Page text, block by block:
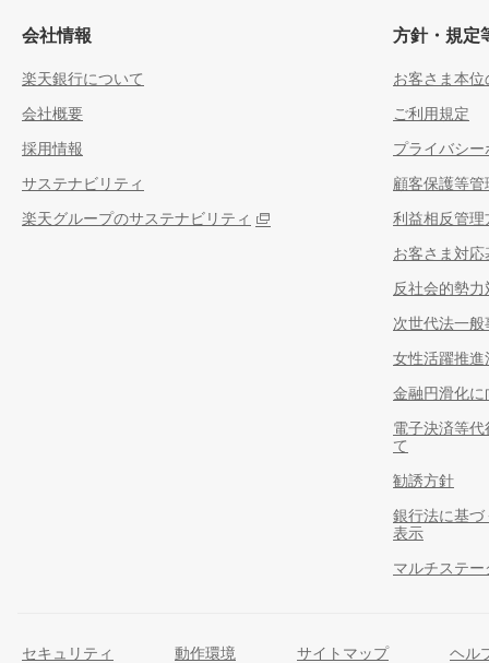
会社情報
楽天銀行について
会社概要
採用情報
サステナビリティ
楽天グループのサステナビリティ
方針・規定
お客さま本
ご利用規定
プライバシー
顧客保護等管
利益相反管理
お客さま対応
反社会的勢
次世代法一
女性活躍推
金融円滑化
電子決済等
て
勧誘方針
銀行法に基
表示
マルチステ
セキュリティ 動作環境 サイトマップ ヘル